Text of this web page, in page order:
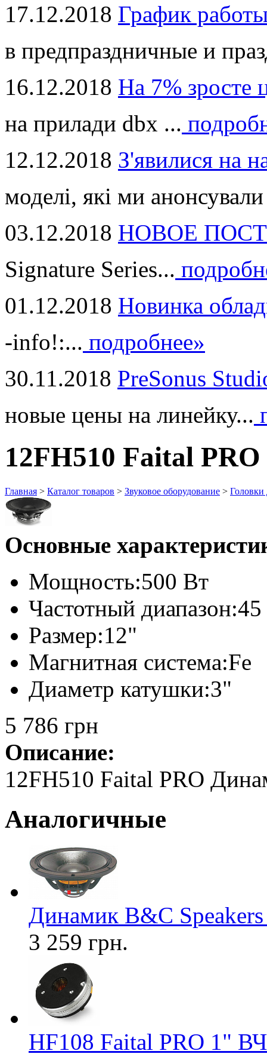
17.12.2018 График
в предпраздничные и
16.12.2018 На 7% зросте
на прилади dbx ...
12.12.2018 З'явилися на
моделі, які ми
03.12.2018 НОВОЕ
Signature Series...
01.12.2018 Новинка
-info!:... подробнее»
30.11.2018 PreSonus
новые цены на линейку...
12FH510 Faital
Главная > Каталог товаров > Звуковое оборудование > Головки
Основные
Мощность:500 Вт
Частотный диапазон:45
Размер:12"
Магнитная система:Fe
Диаметр катушки:3"
5 786 грн
Описание:
12FH510 Faital PRO
Аналогичные
Динамик В&С
3 259 грн.
HF108 Faital PRO 1"